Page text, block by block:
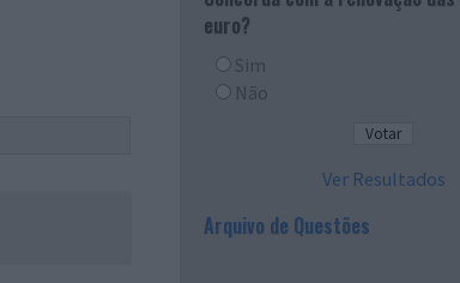
euro?
Sim
Não
Ver Resultados
Arquivo de Questões